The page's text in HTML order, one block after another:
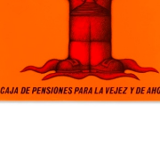
36a Feria
Internacional del
Mueble de Valencia